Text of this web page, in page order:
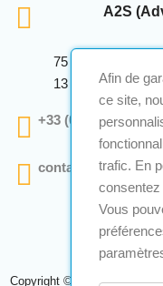
A2S
75 Avenue
13 290 Aix En
+33 (0)4 12 28 00 69
contact@a2s-
Copyright © 2026 A2S
Afin de
ce site,
trafic. En
consentez
Vous